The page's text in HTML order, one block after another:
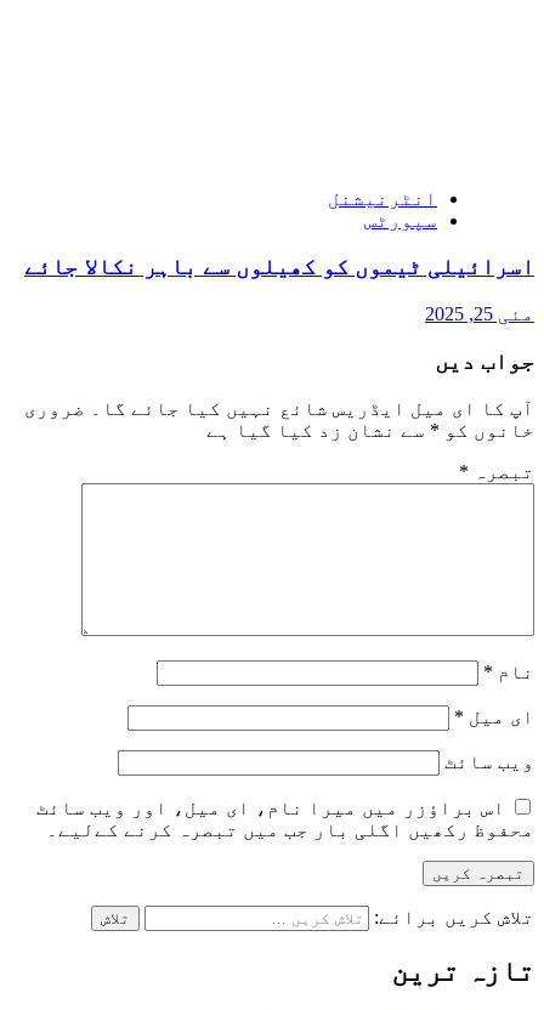
انٹرنیشنل
سپورٹس
اسرائیلی ٹیموں کو کھیلوں سے باہر نکالا جائے
مئی 25, 2025
جواب دیں
آپ کا ای میل ایڈریس شائع نہیں کیا جائے گا۔
ضروری
خانوں کو * سے نشان زد کیا گیا ہے
تبصرہ *
نام *
ای میل *
ویب‌ سائٹ
اس براؤزر میں میرا نام، ای میل، اور ویب سائٹ
محفوظ رکھیں اگلی بار جب میں تبصرہ کرنے کےلیے۔
تلاش کریں برائے:
تازہ ترین